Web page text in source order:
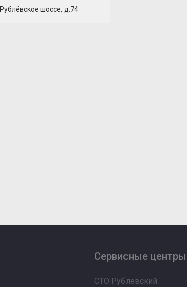
Рублёвское шоссе, д.74
Сервисные центры
СТО Рублевский